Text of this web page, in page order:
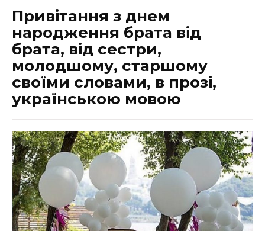
Привітання з днем
народження брата від
брата, від сестри,
молодшому, старшому
своїми словами, в прозі,
українською мовою